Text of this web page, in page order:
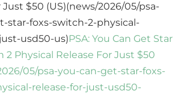
Just $50 (US)(news/2026/05/psa-
star-foxs-switch-2-physical-
usd50-us)PSA: You Can Get Star
2 Physical Release For Just $50
05/psa-you-can-get-star-foxs-
release-for-just-usd50-